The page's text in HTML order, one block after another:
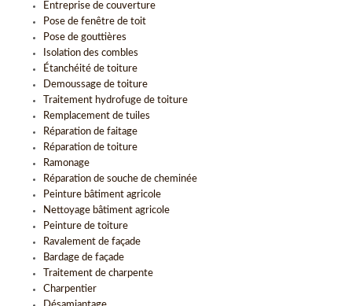
Entreprise de couverture
Pose de fenêtre de toit
Pose de gouttières
Isolation des combles
Étanchéité de toiture
Demoussage de toiture
Traitement hydrofuge de toiture
Remplacement de tuiles
Réparation de faitage
Réparation de toiture
Ramonage
Réparation de souche de cheminée
Peinture bâtiment agricole
Nettoyage bâtiment agricole
Peinture de toiture
Ravalement de façade
Bardage de façade
Traitement de charpente
Charpentier